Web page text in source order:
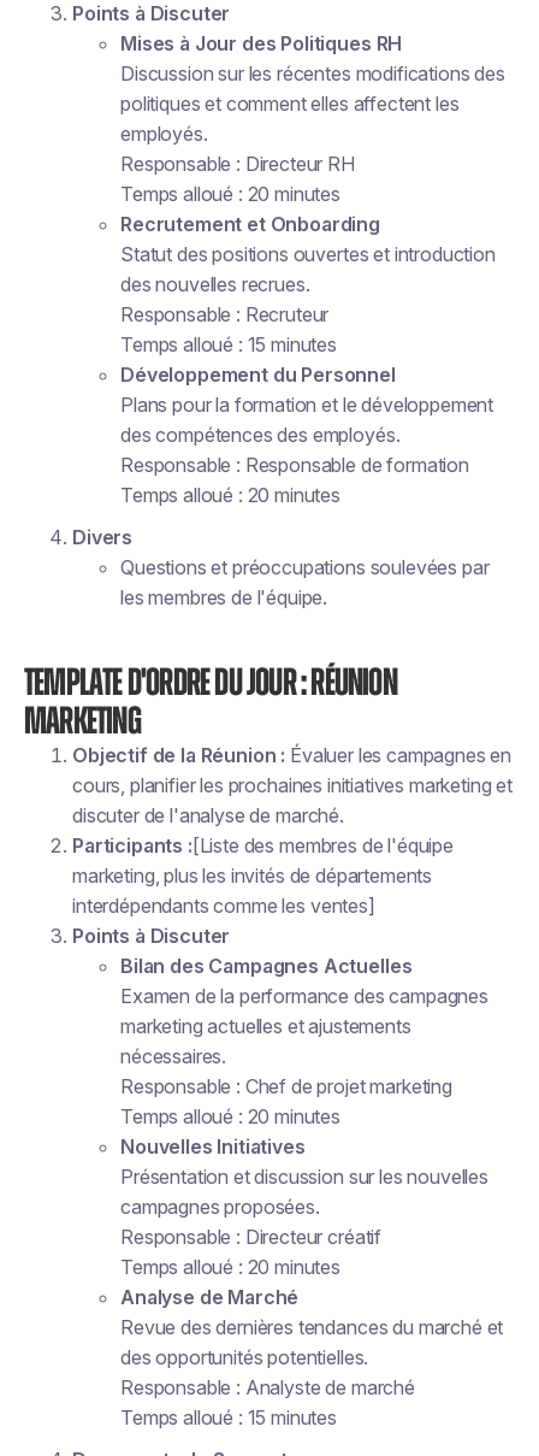
Points à Discuter
Mises à Jour des Politiques RH
Discussion sur les récentes modifications des
politiques et comment elles affectent les
employés.
Responsable : Directeur RH
Temps alloué : 20 minutes
Recrutement et Onboarding
Statut des positions ouvertes et introduction
des nouvelles recrues.
Responsable : Recruteur
Temps alloué : 15 minutes
Développement du Personnel
Plans pour la formation et le développement
des compétences des employés.
Responsable : Responsable de formation
Temps alloué : 20 minutes
Divers
Questions et préoccupations soulevées par
les membres de l'équipe.
Template d'Ordre du Jour : Réunion
Marketing
Objectif de la Réunion : Évaluer les campagnes en
cours, planifier les prochaines initiatives marketing et
discuter de l'analyse de marché.
Participants : [Liste des membres de l'équipe
marketing, plus les invités de départements
interdépendants comme les ventes]
Points à Discuter
Bilan des Campagnes Actuelles
Examen de la performance des campagnes
marketing actuelles et ajustements
nécessaires.
Responsable : Chef de projet marketing
Temps alloué : 20 minutes
Nouvelles Initiatives
Présentation et discussion sur les nouvelles
campagnes proposées.
Responsable : Directeur créatif
Temps alloué : 20 minutes
Analyse de Marché
Revue des dernières tendances du marché et
des opportunités potentielles.
Responsable : Analyste de marché
Temps alloué : 15 minutes